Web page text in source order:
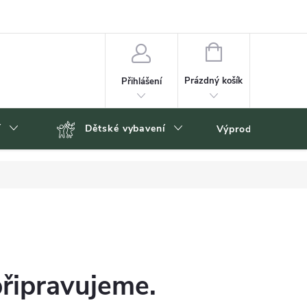
Přihlášení
NÁKUPNÍ
Prázdný košík
Dětské vybavení Výprodej